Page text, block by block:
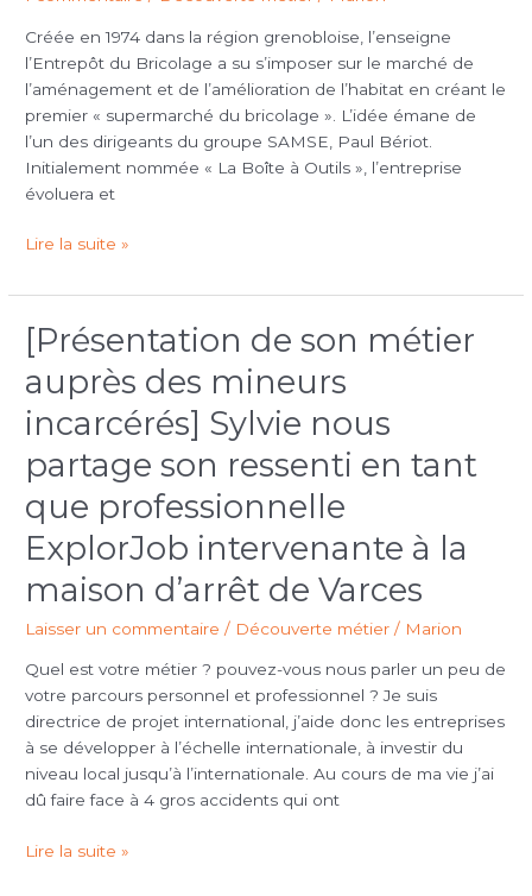
Créée en 1974 dans la région grenobloise, l’enseigne
l’Entrepôt du Bricolage a su s’imposer sur le marché de
l’aménagement et de l’amélioration de l’habitat en créant le
premier « supermarché du bricolage ». L’idée émane de
l’un des dirigeants du groupe SAMSE, Paul Bériot.
Initialement nommée « La Boîte à Outils », l’entreprise
évoluera et
leurs
carrières
et
leurs
expériences
depuis
40
pour
6
ans
pour
l’autre
Lire la suite »
[Présentation de son métier
auprès des mineurs
incarcérés] Sylvie nous
partage son ressenti en tant
que professionnelle
ExplorJob intervenante à la
maison d’arrêt de Varces
Laisser un commentaire / Découverte métier / Marion
Quel est votre métier ? pouvez-vous nous parler un peu de
votre parcours personnel et professionnel ? Je suis
directrice de projet international, j’aide donc les entreprises
à se développer à l’échelle internationale, à investir du
niveau local jusqu’à l’internationale. Au cours de ma vie j’ai
dû faire face à 4 gros accidents qui ont
[Présentation
de
son
métier
auprès
des
mineurs
incarcérés]
Sylvie
partage
son
en
tant
que
professionnelle
ExplorJob
intervenante
la
Lire la suite »